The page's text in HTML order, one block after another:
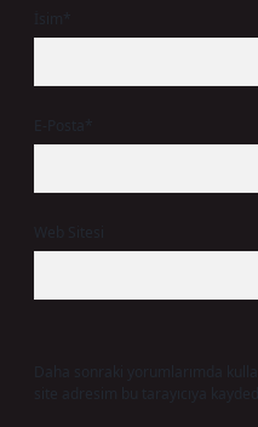
Daha sonraki yorumlarımda